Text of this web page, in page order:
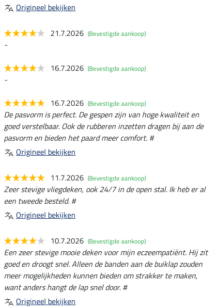
Origineel bekijken
21.7.2026 (Bevestigde aankoop)
-
16.7.2026 (Bevestigde aankoop)
-
16.7.2026 (Bevestigde aankoop)
De pasvorm is perfect. De gespen zijn van hoge kwaliteit en
goed verstelbaar. Ook de rubberen inzetten dragen bij aan de
pasvorm en bieden het paard meer comfort. #
Origineel bekijken
11.7.2026 (Bevestigde aankoop)
Zeer stevige vliegdeken, ook 24/7 in de open stal. Ik heb er al
een tweede besteld. #
Origineel bekijken
10.7.2026 (Bevestigde aankoop)
Een zeer stevige mooie deken voor mijn eczeempatiënt. Hij zit
goed en droogt snel. Alleen de banden aan de buiklap zouden
meer mogelijkheden kunnen bieden om strakker te maken,
want anders hangt de lap snel door. #
Origineel bekijken